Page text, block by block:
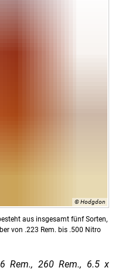
© Hodgdon
aus insgesamt fünf Sorten,
von .223 Rem. bis .500 Nitro
Rem., 260 Rem., 6.5 x